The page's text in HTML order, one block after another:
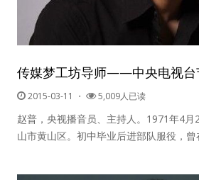
传媒梦工坊导师——中央电视台
2015-03-11 ・ 5,009人已读
赵普，央视播音员、主持人。1971年4
山市黄山区。初中毕业后进部队服役，曾